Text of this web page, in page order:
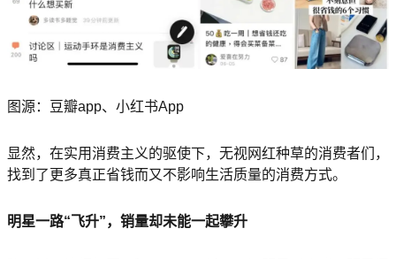
图源：豆瓣app、小红书App
显然，在实用消费主义的驱使下，无视网红种草的消费者们，
找到了更多真正省钱而又不影响生活质量的消费方式。
明星一路“飞升”，销量却未能一起攀升